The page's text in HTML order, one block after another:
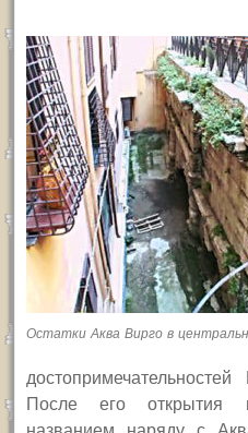
Остатки Аква Вирго в
После его открытия